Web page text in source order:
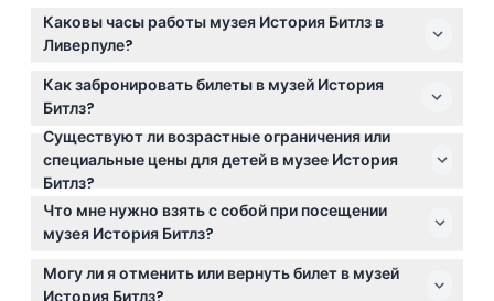
Каковы часы работы музея История Битлз в
Ливерпуле?
Музей обычно открыт ежедневно с 9:00 до 18:30,
последний вход разрешен до 17:00 (возможны
изменения — пожалуйста, уточняйте при
бронировании).
Как забронировать билеты в музей История
Битлз?
Вы можете легко забронировать билеты онлайн
прямо на этом сайте для удобства и
гарантированного входа.
Существуют ли возрастные ограничения или
специальные цены для детей в музее История
Битлз?
Дети в возрасте от 0 до 4 лет проходят бесплатно, а
с 16 лет и старше действуют взрослые тарифы.
Что мне нужно взять с собой при посещении
музея История Битлз?
Возьмите с собой ваучер с забронированным
билетом для обмена при входе; аудиогиды на 12
Могу ли я отменить или вернуть билет в музей
История Битлз?